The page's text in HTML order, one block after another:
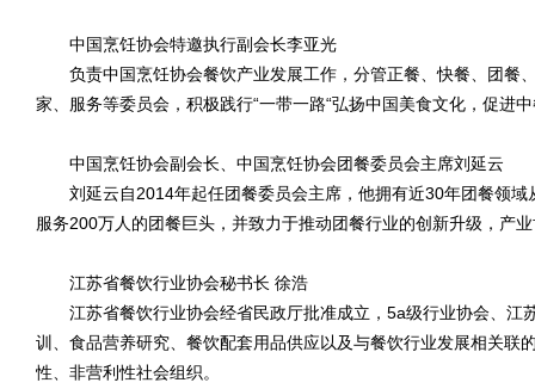
中国烹饪协会特邀执行副会长李亚光
负责中国烹饪协会餐饮产业发展工作，分管正餐、快餐、团餐
家、服务等委员会，积极践行“一带一路“弘扬中国美食文化，促进
中国烹饪协会副会长、中国烹饪协会团餐委员会主席刘延云
刘延云自2014年起任团餐委员会主席，他拥有近30年团餐领域
服务200万人的团餐巨头，并致力于推动团餐行业的创新升级，产
江苏省餐饮行业协会秘书长 徐浩
江苏省餐饮行业协会经省民政厅批准成立，5a级行业协会、江
训、食品营养研究、餐饮配套用品供应以及与餐饮行业发展相关联
性、非营利性社会组织。